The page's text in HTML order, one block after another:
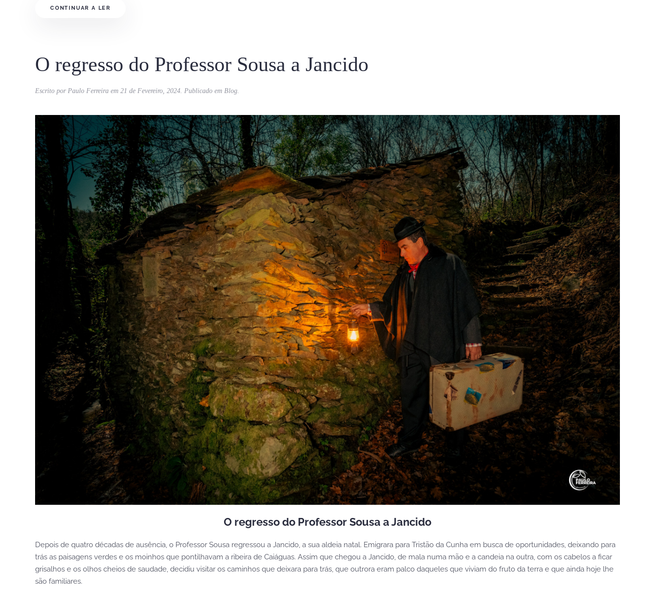
CONTINUAR A LER
O regresso do Professor Sousa a Jancido
Escrito por Paulo Ferreira em 21 de Fevereiro, 2024. Publicado em Blog.
O regresso do Professor Sousa a Jancido
Depois de quatro décadas de ausência, o Professor Sousa regressou a Jancido, a sua aldeia natal. Emigrara para Tristão da Cunha em busca de oportunidades, deixando para
trás as paisagens verdes e os moinhos que pontilhavam a ribeira de Caiáguas. Assim que chegou a Jancido, de mala numa mão e a candeia na outra, com os cabelos a ficar
grisalhos e os olhos cheios de saudade, decidiu visitar os caminhos que deixara para trás, que outrora eram palco daqueles que viviam do fruto da terra e que ainda hoje lhe
são familiares.